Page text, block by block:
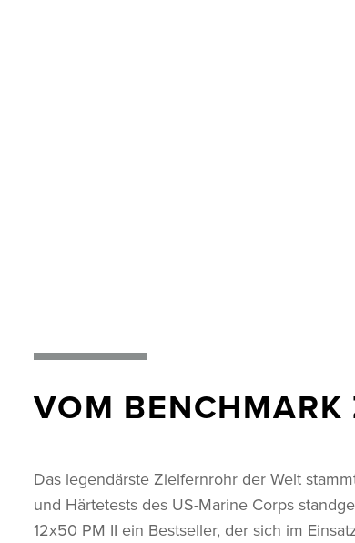
VOM
Das legendärste Zielfernrohr der Welt
und Härtetests des US-Marine Corps
12x50 PM II ein Bestseller, der sich im